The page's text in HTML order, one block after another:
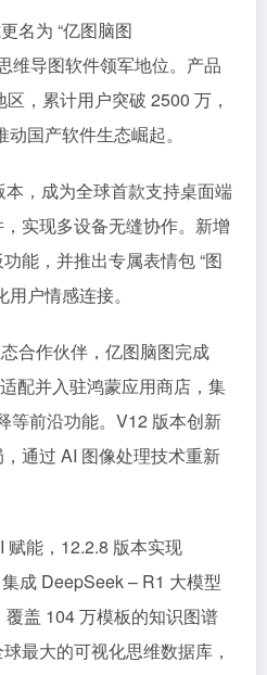
名为 “亿图脑图
维导图软件领军地位。产品
，累计用户突破 2500 万，
国产软件生态崛起。​
，成为全球首款支持桌面端
实现多设备无缝协作。新增
能，并推出专属表情包 “图
户情感连接。​
合作伙伴，亿图脑图完成
配并入驻鸿蒙应用商店，集
等前沿功能。V12 版本创新
通过 AI 图像处理技术重新
赋能，12.2.8 版本实现
成 DeepSeek – R1 大模型
覆盖 104 万模板的知识图谱
最大的可视化思维数据库，